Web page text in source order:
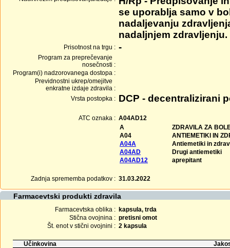
se uporablja samo v
nadaljevanju
nadaljnjem zdravljenju.
Prisotnost na trgu : -
Program za preprečevanje
nosečnosti :
Program(i) nadzorovanega dostopa :
Previdnostni ukrep/omejitve
enkratne izdaje zdravila :
Vrsta postopka : DCP - decentralizirani
ATC oznaka : A04AD12
A
ZDRAVILA ZA
A04
ANTIEMETIKI IN
A04A
Antiemetiki in
A04AD
Drugi antiemetiki
A04AD12
aprepitant
Zadnja sprememba podatkov : 31.03.2022
Farmacevtski produkti zdravila
Farmacevtska oblika : kapsula, trda
Stična ovojnina : pretisni omot
Št. enot v stični ovojnini : 2 kapsula
Učinkovina